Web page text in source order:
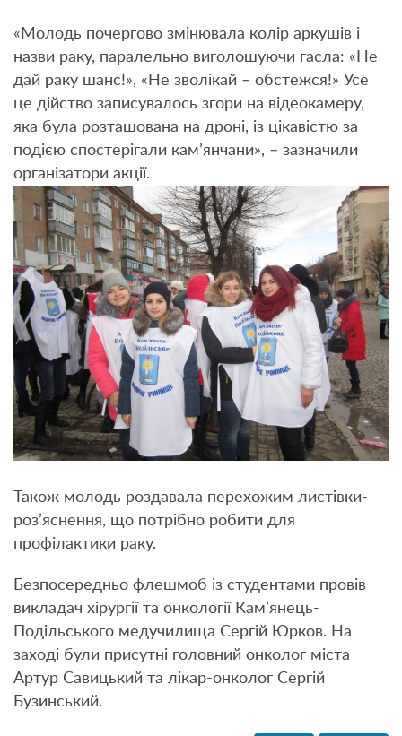
«Молодь почергово змінювала колір аркушів і
назви раку, паралельно виголошуючи гасла: «Не
дай раку шанс!», «Не зволікай – обстежся!» Усе
це дійство записувалось згори на відеокамеру,
яка була розташована на дроні, із цікавістю за
подією спостерігали кам’янчани», – зазначили
організатори акції.
Також молодь роздавала перехожим листівки-
роз’яснення, що потрібно робити для
профілактики раку.
Безпосередньо флешмоб із студентами провів
викладач хірургії та онкології Кам’янець-
Подільського медучилища Сергій Юрков. На
заході були присутні головний онколог міста
Артур Савицький та лікар-онколог Сергій
Бузинський.